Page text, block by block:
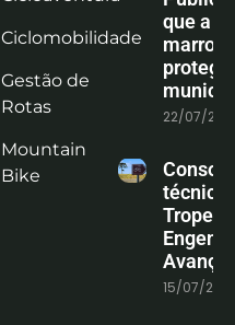
Ciclomobilidade
Gestão de
Rotas
Mountain
Bike
que a
marrom
protege
22/07/
técnica
15/07/